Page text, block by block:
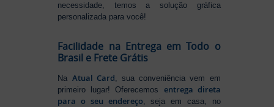
necessidade, temos a solução gráfica
personalizada para você!
Facilidade na Entrega em Todo o
Brasil e Frete Grátis
Na Atual Card , sua conveniência vem em
primeiro lugar! Oferecemos entrega direta
para o seu endereço , seja em casa, no